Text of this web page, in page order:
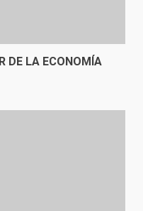
DE LA ECONOMÍA